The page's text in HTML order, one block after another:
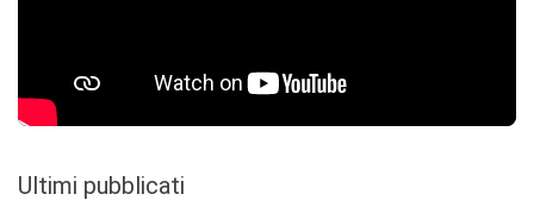
Ultimi pubblicati